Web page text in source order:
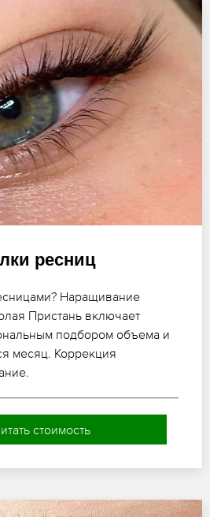
ресниц
Наращивание
Пристань включает
подбором объема и
месяц. Коррекция
стоимость